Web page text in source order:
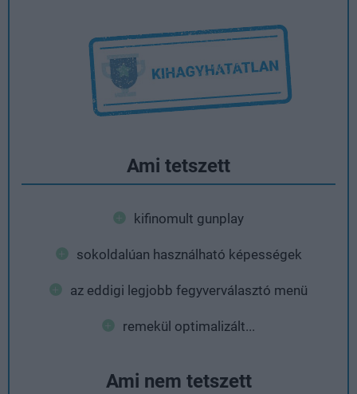
Ami tetszett
kifinomult gunplay
sokoldalúan használható képességek
az eddigi legjobb fegyverválasztó menü
remekül optimalizált...
Ami nem tetszett